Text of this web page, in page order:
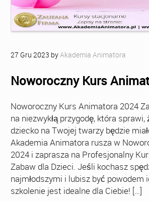
27 Gru 2023 byAkademia Animatora
Noworoczny Kurs
Noworoczny Kurs Animatora 2024
na niezwykłą przygodę, która sprawi,
dziecko na Twojej twarzy będzie
Akademia Animatora rusza w
2024 i zaprasza na Profesjonalny
Zabaw dla Dzieci. Jeśli kochasz
najmłodszymi i lubisz być powodem
szkolenie jest idealne dla Ciebie! […]